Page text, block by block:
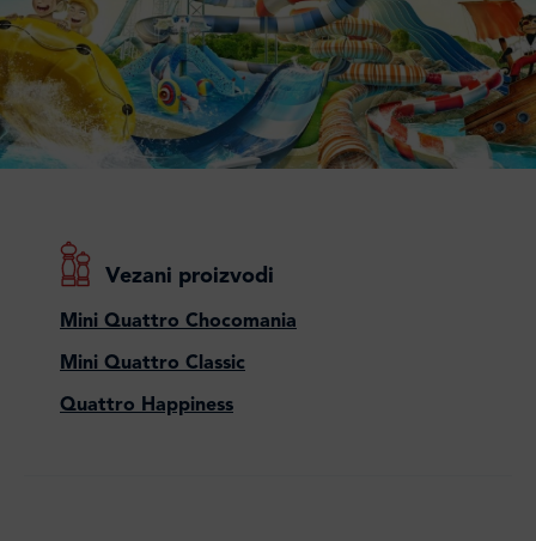
Vezani proizvodi
Mini Quattro Chocomania
Mini Quattro Classic
Quattro Happiness